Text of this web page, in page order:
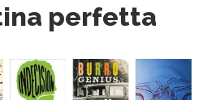
perfetta